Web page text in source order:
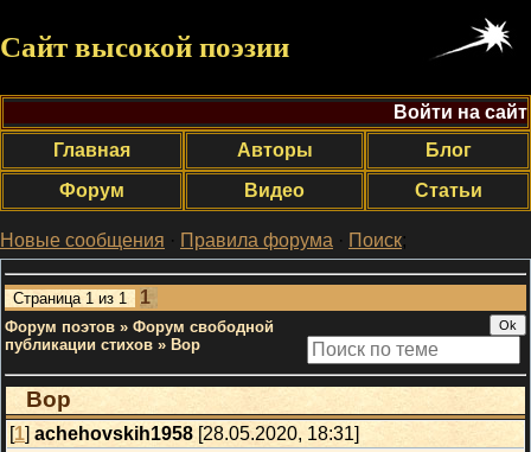
Сайт высокой поэзии
Войти на сайт
Главная
Авторы
Блог
Форум
Видео Статьи
Новые сообщения · Правила форума · Поиск;
Страница 1 из 1 1
Форум поэтов » Форум свободной
публикации стихов » Вор
Вор
[1] achehovskih1958 [28.05.2020, 18:31]